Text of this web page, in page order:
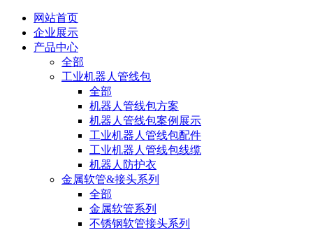
网站首页
企业展示
产品中心
全部
工业机器人管线包
全部
机器人管线包方案
机器人管线包案例展示
工业机器人管线包配件
工业机器人管线包线缆
机器人防护衣
金属软管&接头系列
全部
金属软管系列
不锈钢软管接头系列